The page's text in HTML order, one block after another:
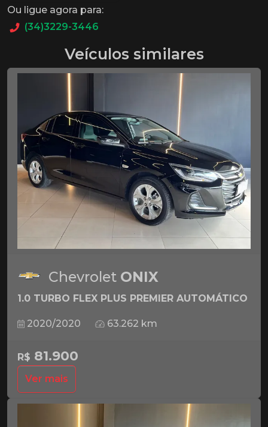
Ou ligue agora para:
(34)3229-3446
Veículos similares
Chevrolet ONIX
1.0 TURBO FLEX PLUS PREMIER AUTOMÁTICO
2020/2020 63.262 km
R$ 81.900
Ver mais